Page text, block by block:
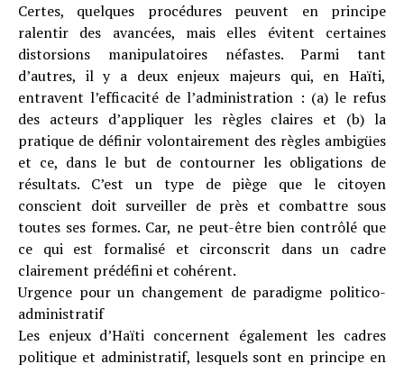
Certes, quelques procédures peuvent en principe
ralentir des avancées, mais elles évitent certaines
distorsions manipulatoires néfastes. Parmi tant
d’autres, il y a deux enjeux majeurs qui, en Haïti,
entravent l’efficacité de l’administration : (a) le refus
des acteurs d’appliquer les règles claires et (b) la
pratique de définir volontairement des règles ambigües
et ce, dans le but de contourner les obligations de
résultats. C’est un type de piège que le citoyen
conscient doit surveiller de près et combattre sous
toutes ses formes. Car, ne peut-être bien contrôlé que
ce qui est formalisé et circonscrit dans un cadre
clairement prédéfini et cohérent.
Urgence pour un changement de paradigme politico-
administratif
Les enjeux d’Haïti concernent également les cadres
politique et administratif, lesquels sont en principe en